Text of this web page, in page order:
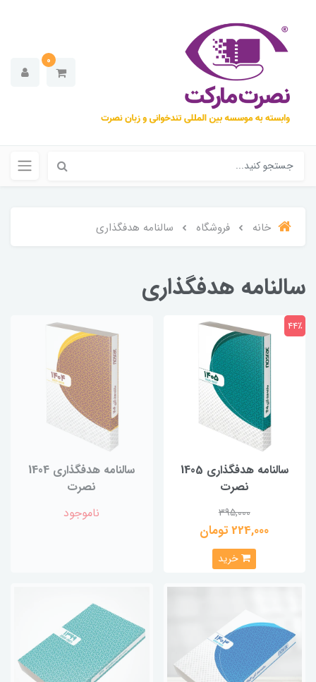
0
خانه فروشگاه سالنامه هدفگذاری
سالنامه هدفگذاری
سالنامه هدفگذاری 1405
نصرت
395,000
224,000 تومان
44٪
خرید
سالنامه هدفگذاری 1404
نصرت
ناموجود